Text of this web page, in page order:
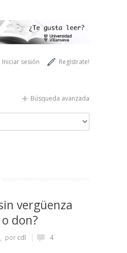
Regístrate!
Iniciar sesión
Búsqueda avanzada
vergüenza
don?
por cdl
4